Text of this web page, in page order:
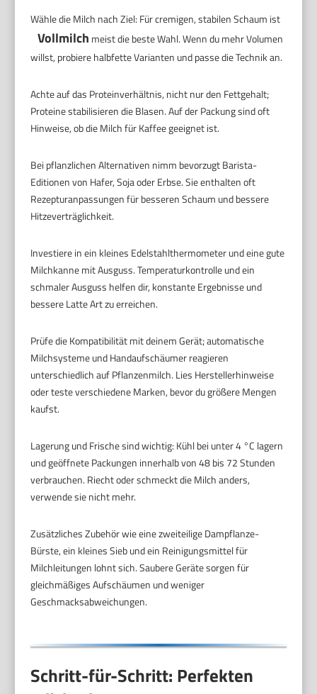
Wähle die Milch nach Ziel: Für cremigen, stabilen Schaum ist
Vollmilch meist die beste Wahl. Wenn du mehr Volumen
willst, probiere halbfette Varianten und passe die Technik an.
Achte auf das Proteinverhältnis, nicht nur den Fettgehalt;
Proteine stabilisieren die Blasen. Auf der Packung sind oft
Hinweise, ob die Milch für Kaffee geeignet ist.
Bei pflanzlichen Alternativen nimm bevorzugt Barista-
Editionen von Hafer, Soja oder Erbse. Sie enthalten oft
Rezepturanpassungen für besseren Schaum und bessere
Hitzeverträglichkeit.
Investiere in ein kleines Edelstahlthermometer und eine gute
Milchkanne mit Ausguss. Temperaturkontrolle und ein
schmaler Ausguss helfen dir, konstante Ergebnisse und
bessere Latte Art zu erreichen.
Prüfe die Kompatibilität mit deinem Gerät; automatische
Milchsysteme und Handaufschäumer reagieren
unterschiedlich auf Pflanzenmilch. Lies Herstellerhinweise
oder teste verschiedene Marken, bevor du größere Mengen
kaufst.
Lagerung und Frische sind wichtig: Kühl bei unter 4 °C lagern
und geöffnete Packungen innerhalb von 48 bis 72 Stunden
verbrauchen. Riecht oder schmeckt die Milch anders,
verwende sie nicht mehr.
Zusätzliches Zubehör wie eine zweiteilige Dampflanze-
Bürste, ein kleines Sieb und ein Reinigungsmittel für
Milchleitungen lohnt sich. Saubere Geräte sorgen für
gleichmäßiges Aufschäumen und weniger
Geschmacksabweichungen.
Schritt-für-Schritt: Perfekten